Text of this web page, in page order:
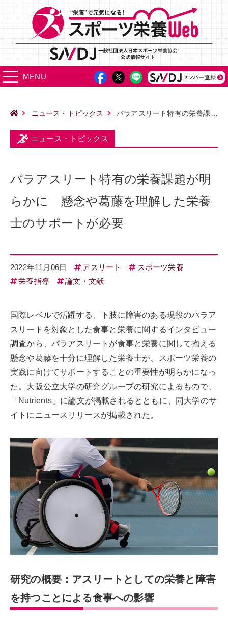
MENU
ニュース・トピックス パラアスリート特有の栄養課題が明らかに 懸念や葛藤を理解した栄養士のサポートが必要
ニュース・トピックス
パラアスリート特有の栄養課題が明
らかに 懸念や葛藤を理解した栄養
士のサポートが必要
2022年11月06日 アスリート
スポーツ栄養
栄養指導
論文・文献
国際レベルで活躍する、下肢に障害のある現役のパラア
スリートを対象とした食事と栄養に関するインタビュー
調査から、パラアスリートが食事と栄養に関して抱える
懸念や葛藤を十分に理解した栄養士が、スポーツ栄養の
実践に向けてサポートすることの重要性が明らかになっ
た。大阪公立大学の研究グループの研究によるもので、
「Nutrients」に論文が掲載されるとともに、同大学のサ
イトにニュースリリースが掲載された。
研究の概要：アスリートとしての栄養と障害
を持つことによる食事への影響